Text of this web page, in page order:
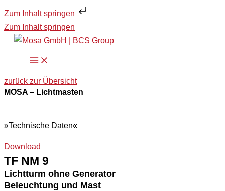
Zum Inhalt springen
Zum Inhalt springen
zurück zur Übersicht
MOSA – Lichtmasten
»Technische Daten«
Download
TF NM 9
Lichtturm ohne Generator
Beleuchtung und Mast